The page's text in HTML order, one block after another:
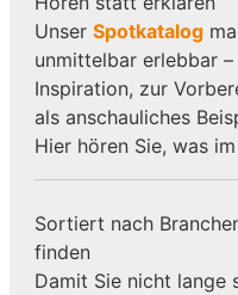
Unser Spotkatalog
unmittelbar erlebbar
Inspiration, zur
als anschauliches
Hier hören Sie, was
Sortiert nach
finden
Damit Sie nicht lange